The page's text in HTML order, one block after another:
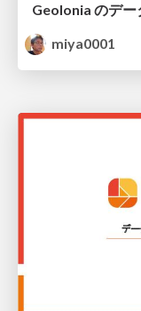
Geolonia のデ
miya0001